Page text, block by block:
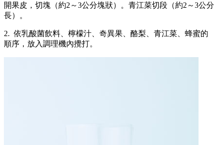
開果皮，切塊（約2～3公分塊狀）。青江菜切段（約2～3公分
長）。
2. 依乳酸菌飲料、檸檬汁、奇異果、酪梨、青江菜、蜂蜜的
順序，放入調理機內攪打。